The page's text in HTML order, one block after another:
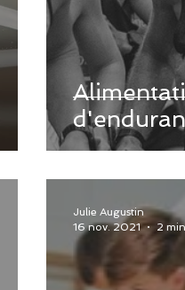
Julie Augustin
16 nov. 2021
2